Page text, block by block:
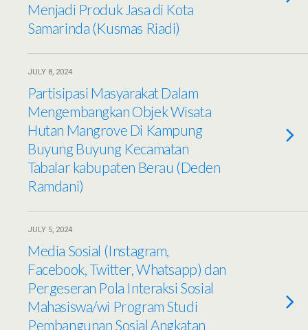
Menjadi Produk Jasa di Kota
Samarinda (Kusmas Riadi)
JULY 8, 2024
Partisipasi Masyarakat Dalam
Mengembangkan Objek Wisata
Hutan Mangrove Di Kampung
Buyung Buyung Kecamatan
Tabalar kabupaten Berau (Deden
Ramdani)
JULY 5, 2024
Media Sosial (Instagram,
Facebook, Twitter, Whatsapp) dan
Pergeseran Pola Interaksi Sosial
Mahasiswa/wi Program Studi
Pembangunan Sosial Angkatan